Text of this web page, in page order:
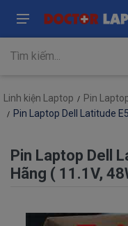
Linh kiện Laptop Pin
Pin Laptop Dell Latitude
Pin Laptop Dell
Hãng ( 11.1V,